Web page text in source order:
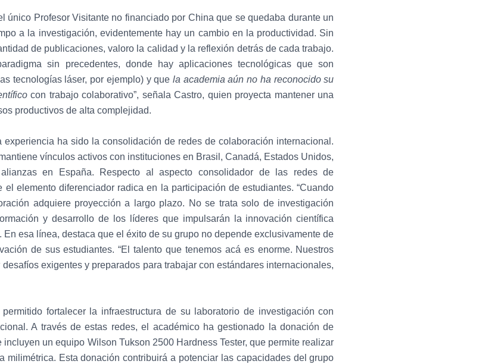
único Profesor Visitante no financiado por China que se quedaba durante un
a la investigación, evidentemente hay un cambio en la productividad. Sin
de publicaciones, valoro la calidad y la reflexión detrás de cada trabajo.
sin precedentes, donde hay aplicaciones tecnológicas que son
tecnologías láser, por ejemplo) y quela academia aún no ha reconocido su
con trabajo colaborativo”, señala Castro, quien proyecta mantener una
productivos de alta complejidad.
ha sido la consolidación de redes de colaboración internacional.
vínculos activos con instituciones en Brasil, Canadá, Estados Unidos,
en España. Respecto al aspecto consolidador de las redes de
elemento diferenciador radica en la participación de estudiantes. “Cuando
adquiere proyección a largo plazo. No se trata solo de investigación
y desarrollo de los líderes que impulsarán la innovación científica
esa línea, destaca que el éxito de su grupo no depende exclusivamente de
de sus estudiantes. “El talento que tenemos acá es enorme. Nuestros
exigentes y preparados para trabajar con estándares internacionales,
fortalecer la infraestructura de su laboratorio de investigación con
A través de estas redes, el académico ha gestionado la donación de
un equipo Wilson Tukson 2500 Hardness Tester, que permite realizar
milimétrica. Esta donación contribuirá a potenciar las capacidades del grupo